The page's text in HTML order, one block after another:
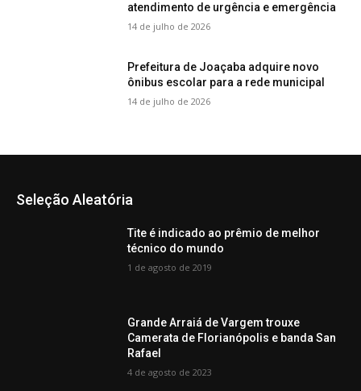
atendimento de urgência e emergência
14 de julho de 2026
Prefeitura de Joaçaba adquire novo
ônibus escolar para a rede municipal
14 de julho de 2026
Seleção Aleatória
Tite é indicado ao prêmio de melhor
técnico do mundo
1 de agosto de 2019
Grande Arraiá de Vargem trouxe
Camerata de Florianópolis e banda San
Rafael
4 de agosto de 2023